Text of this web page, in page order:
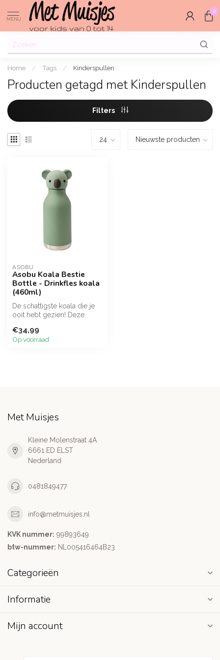
MENU
0
Home / Tags / Kinderspullen
Producten getagd met Kinderspullen
Filters
ASOBU
Asobu Koala Bestie
Bottle - Drinkfles koala
(460ml)
De schattigste koala die je
ooit hebt gezien! Deze
...
€34,99
Op voorraad
Met Muisjes
Kleine Molenstraat 4A
6661 ED ELST
Nederland
0481849477
info@metmuisjes.nl
KVK nummer: 99893649
btw-nummer: NL005416464B23
Categorieën
Informatie
Mijn account